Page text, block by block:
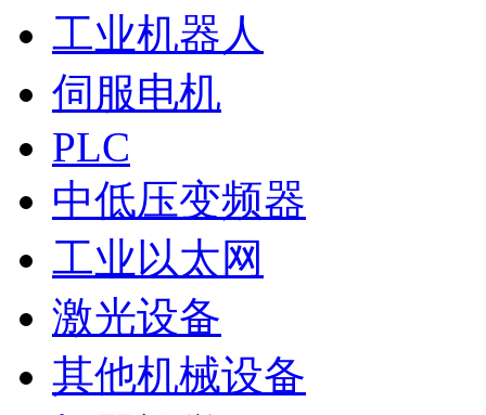
工业机器人
伺服电机
PLC
中低压变频器
工业以太网
激光设备
其他机械设备